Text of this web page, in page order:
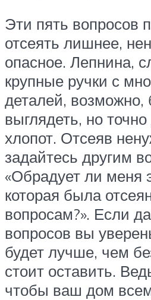
Эти пять вопросов
отсеять лишнее,
опасное. Лепнина,
крупные ручки с
деталей, возможно,
выглядеть, но
хлопот. Отсеяв
задайтесь другим
«Обрадует ли меня
которая была
вопросам?». Если
вопросов вы
будет лучше, чем
стоит оставить.
чтобы ваш дом